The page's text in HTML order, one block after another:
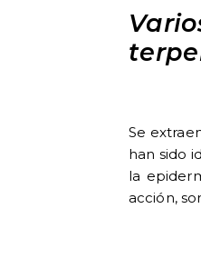
Se
han sido
la
acción,